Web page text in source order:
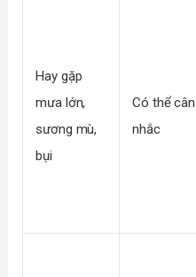
Hay gặp
mưa lớn,
sương mù,
bụi
Có thể cân
nhắc